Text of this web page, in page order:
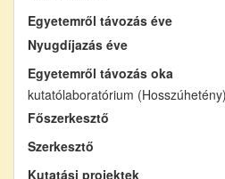
Egyetemről távozás éve
Nyugdíjazás éve
Egyetemről távozás oka
kutatólaboratórium (Hosszúhetény)
Főszerkesztő
Szerkesztő
Kutatási projektek